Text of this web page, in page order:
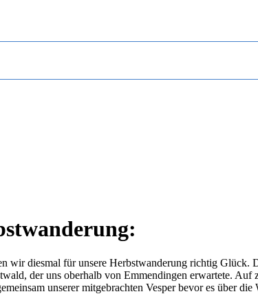
wir diesmal für unsere Herbstwanderung richtig
der uns oberhalb von Emmendingen erwartete.
unserer mitgebrachten Vesper bevor es über